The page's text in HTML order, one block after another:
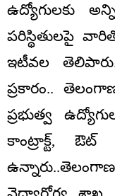
ఉద్యోగులకు
పరిస్థితులపై
ఇటీవల
ప్రకారం..
ప్రభుత్వ
కాంట్రాక్ట్, ఔట్